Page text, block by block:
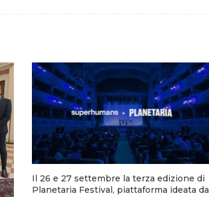
Il 26 e 27 settembre la terza edizione di
Planetaria Festival, piattaforma ideata da